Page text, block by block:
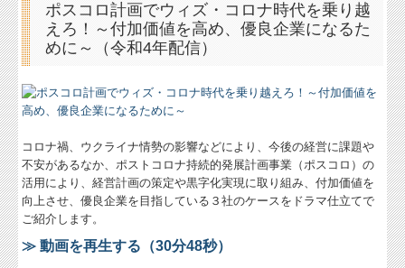
Q&A経営相談
税務カレンダー
税務Q&A
社長メニューASP版
TKCシステムQ&A
社会福祉法人会計Q&A
ポスコロ計画でウィズ・コロナ時代を乗り越
えろ！～付加価値を高め、優良企業になるた
めに～（令和4年配信）
コロナ禍、ウクライナ情勢の影響などにより、今後の経営に課題や
不安があるなか、ポストコロナ持続的発展計画事業（ポスコロ）の
活用により、経営計画の策定や黒字化実現に取り組み、付加価値を
向上させ、優良企業を目指している３社のケースをドラマ仕立てで
ご紹介します。
≫ 動画を再生する（30分48秒）